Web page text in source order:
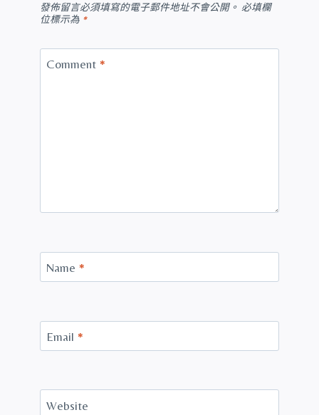
發佈留言必須填寫的電子郵件地址不會公開。 必填欄
位標示為 *
Comment *
Name *
Email *
Website